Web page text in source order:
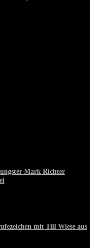
Mark Richter
mit Till Wiese aus